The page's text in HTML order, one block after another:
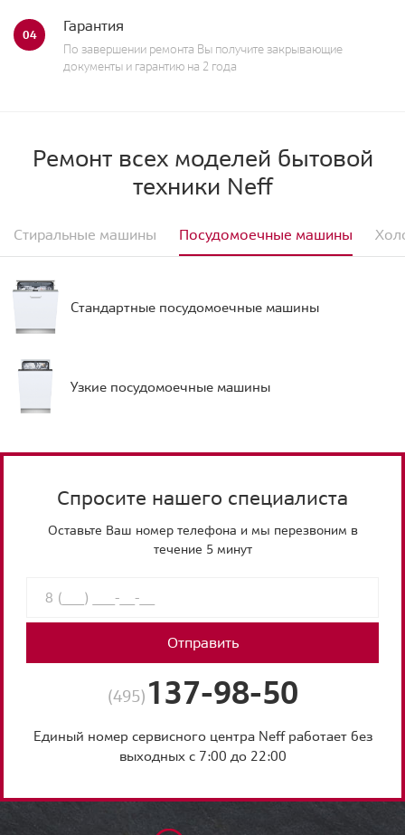
04 Гарантия
По завершении ремонта Вы получите закрывающие
документы и гарантию на 2 года
Ремонт всех моделей бытовой
техники Neff
Стиральные машины Посудомоечные машины
Стандартные посудомоечные машины
Узкие посудомоечные машины
Спросите нашего специалиста
Оставьте Ваш номер телефона и мы перезвоним в
течение 5 минут
Отправить
(495) 137-98-50
Единый номер сервисного центра Neff работает без
выходных с 7:00 до 22:00